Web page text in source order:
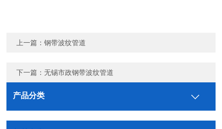
上一篇：钢带波纹管道
下一篇：无锡市政钢带波纹管道
产品分类